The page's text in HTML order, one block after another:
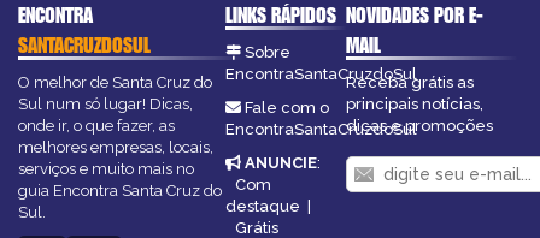
ENCONTRA
SANTACRUZDOSUL
O melhor de Santa Cruz do
Sul num só lugar! Dicas,
onde ir, o que fazer, as
melhores empresas, locais,
serviços e muito mais no
guia Encontra Santa Cruz do
Sul.
LINKS RÁPIDOS
Sobre
EncontraSantaCruzdoSul
Fale com o
EncontraSantaCruzdoSul
ANUNCIE:
Com
destaque |
Grátis
NOVIDADES POR E-
MAIL
Receba grátis as
principais notícias,
dicas e promoções